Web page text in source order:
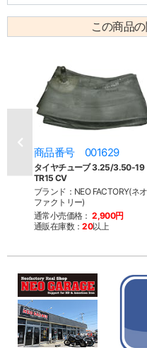
この商品
商品番号 001629
タイヤチューブ 3.25/3.50-19
TR15 CV
ブランド：NEO FACTORY(ネオ
ファクトリー)
通常小売価格： 2,900円
通販在庫数：20以上